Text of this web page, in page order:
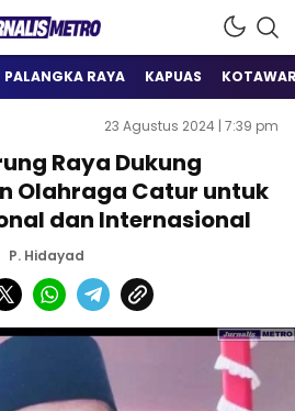
Metro
Informasi
PALANGKA RAYA KAPUAS
23 Agustus 2024 | 7:39 pm
Raya Dukung
Olahraga Catur untuk
dan Internasional
P. Hidayad